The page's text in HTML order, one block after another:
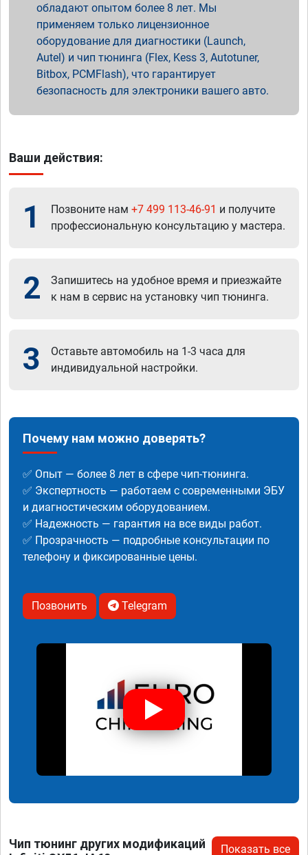
обладают опытом более 8 лет. Мы
применяем только лицензионное
оборудование для диагностики (Launch,
Autel) и чип тюнинга (Flex, Kess 3, Autotuner,
Bitbox, PCMFlash), что гарантирует
безопасность для электроники вашего авто.
Ваши действия:
1 Позвоните нам +7 499 113-46-91 и получите
профессиональную консультацию у мастера.
2
Запишитесь на удобное время и приезжайте
к нам в сервис на установку чип тюнинга.
3
Оставьте автомобиль на 1-3 часа для
индивидуальной настройки.
Почему нам можно доверять?
✅ Опыт — более 8 лет в сфере чип-тюнинга.
✅ Экспертность — работаем с современными ЭБУ
и диагностическим оборудованием.
✅ Надежность — гарантия на все виды работ.
✅ Прозрачность — подробные консультации по
телефону и фиксированные цены.
Позвонить Telegram
Чип тюнинг других модификаций
Показать все